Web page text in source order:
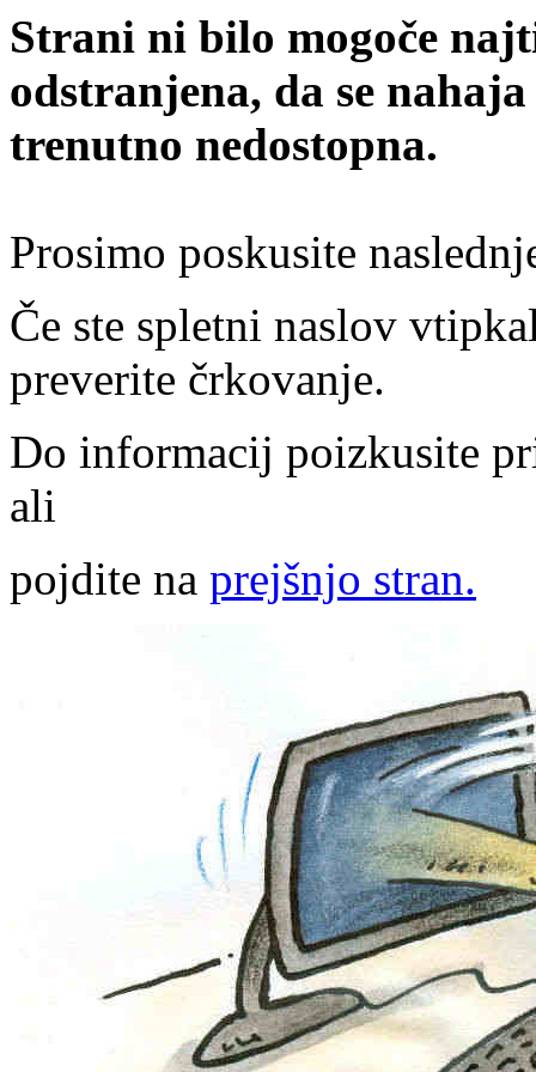
Strani ni bilo mogoče
odstranjena, da se
trenutno nedostopna.
Prosimo poskusite
Če ste spletni naslov
preverite črkovanje.
Do informacij poizkusite
ali
pojdite na prejšnjo stran.